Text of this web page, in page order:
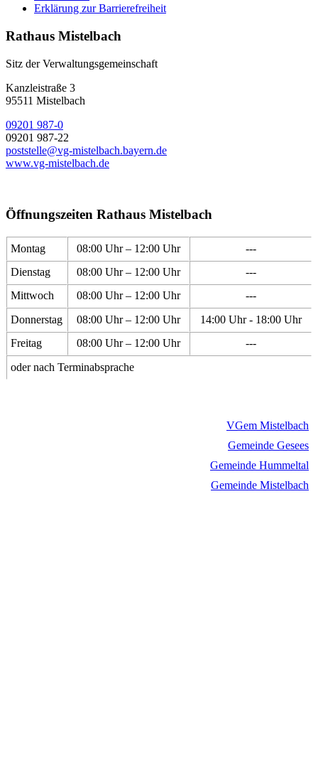
Erklärung zur Barrierefreiheit
Rathaus Mistelbach
Sitz der Verwaltungsgemeinschaft
Kanzleistraße 3
95511 Mistelbach
09201 987-0
09201 987-22
poststelle@vg-mistelbach.bayern.de
www.vg-mistelbach.de
Öffnungszeiten Rathaus Mistelbach
Montag 08:00 Uhr – 12:00 Uhr
---
Dienstag
08:00 Uhr – 12:00 Uhr
---
Mittwoch
08:00 Uhr – 12:00 Uhr
---
Donnerstag
08:00 Uhr – 12:00 Uhr
14:00 Uhr - 18:00 Uhr
Freitag
08:00 Uhr – 12:00 Uhr
---
oder nach Terminabsprache
VGem Mistelbach
Gemeinde Gesees
Gemeinde Hummeltal
Gemeinde Mistelbach